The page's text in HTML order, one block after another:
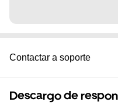
Contactar a soporte
Descargo de